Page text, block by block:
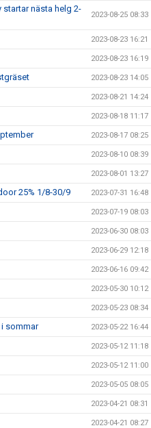
nästa helg 2-
2023-08-25 08:33
2023-08-23 16:21
2023-08-23 16:19
2023-08-23 14:05
2023-08-21 14:24
2023-08-18 11:17
2023-08-17 08:25
2023-08-10 08:39
2023-08-01 13:27
25% 1/8-30/9 2023-07-31 16:48
2023-07-19 08:03
2023-06-30 08:03
2023-06-29 12:18
2023-06-16 09:42
2023-05-30 10:12
2023-05-23 08:34
sommar 2023-05-22 16:44
2023-05-12 11:18
2023-05-12 11:00
2023-05-05 08:05
2023-04-21 08:31
2023-04-21 08:27